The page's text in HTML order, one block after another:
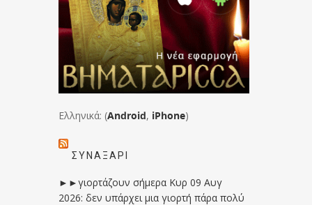
Ελληνικά: (Android, iPhone)
ΣΥΝΑΞΆΡΙ
►►γιορτάζουν σήμερα Κυρ 09 Αυγ
2026: δεν υπάρχει μια γιορτή πάρα πολύ